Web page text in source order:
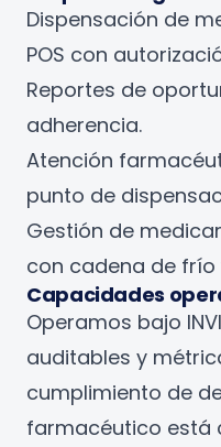
Dispensación de
POS con
Reportes de
adherencia.
Atención
punto de
Gestión de
con cadena de
Capacidades
Operamos bajo
auditables y
cumplimiento de
farmacéutico está